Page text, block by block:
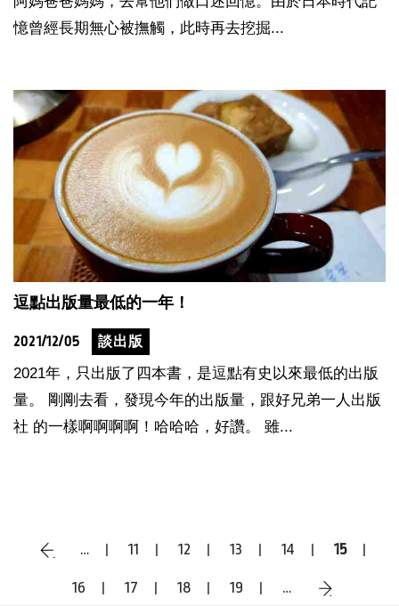
憶曾經長期無心被撫觸，此時再去挖掘...
逗點出版量最低的一年！
2021/12/05 談出版
2021年，只出版了四本書，是逗點有史以來最低的出版
量。 剛剛去看，發現今年的出版量，跟好兄弟一人出版
社 的一樣啊啊啊啊！哈哈哈，好讚。 雖...
‹
… 11 12 13 14 15
16 17 18 19 …
›